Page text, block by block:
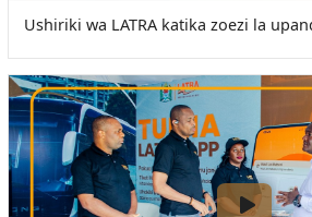
Ushiriki wa LATRA katika zoezi la